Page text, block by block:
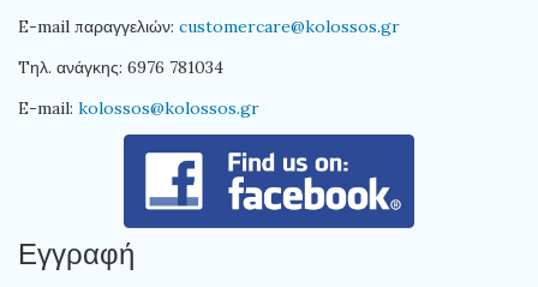
E-mail παραγγελιών: customercare@kolossos.gr
Tηλ. ανάγκης: 6976 781034
E-mail: kolossos@kolossos.gr
Εγγραφή